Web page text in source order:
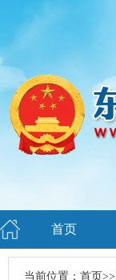
首页
当前位置： 首页>>